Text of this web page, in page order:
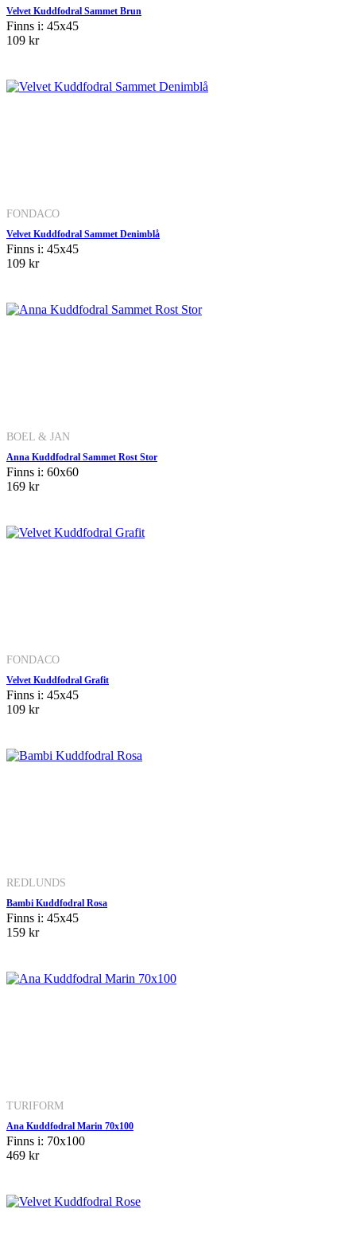
Velvet Kuddfodral Sammet Brun
Finns i: 45x45
109 kr
FONDACO
Velvet Kuddfodral Sammet Denimblå
Finns i: 45x45
109 kr
BOEL & JAN
Anna Kuddfodral Sammet Rost Stor
Finns i: 60x60
169 kr
FONDACO
Velvet Kuddfodral Grafit
Finns i: 45x45
109 kr
REDLUNDS
Bambi Kuddfodral Rosa
Finns i: 45x45
159 kr
TURIFORM
Ana Kuddfodral Marin 70x100
Finns i: 70x100
469 kr